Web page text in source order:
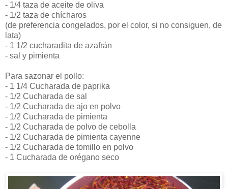
- 1/4 taza de aceite de oliva
- 1/2 taza de chícharos
(de preferencia congelados, por el color, si no consiguen, de
lata)
- 1 1/2 cucharadita de azafrán
- sal y pimienta
Para sazonar el pollo:
- 1 1/4 Cucharada de paprika
- 1/2 Cucharada de sal
- 1/2 Cucharada de ajo en polvo
- 1/2 Cucharada de pimienta
- 1/2 Cucharada de polvo de cebolla
- 1/2 Cucharada de pimienta cayenne
- 1/2 Cucharada de tomillo en polvo
- 1 Cucharada de orégano seco